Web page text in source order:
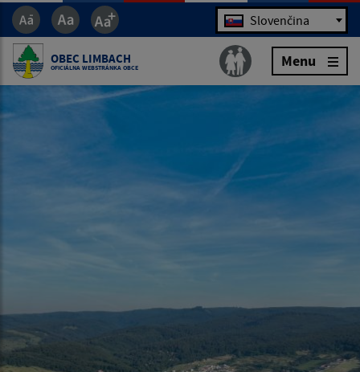
Jazyk Slovenčina
OBEC LIMBACH
OFICIÁLNA WEBSTRÁNKA OBCE Menu